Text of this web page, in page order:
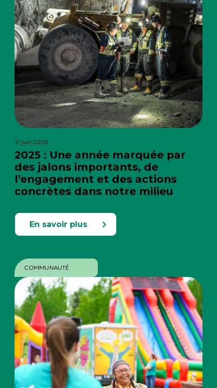
17 juin 2026
2025 : Une année marquée par
des jalons importants, de
l’engagement et des actions
concrètes dans notre milieu
En savoir plus
COMMUNAUTÉ